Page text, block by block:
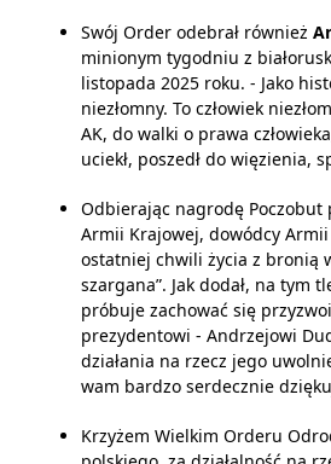
Swój Order odebrał również
minionym tygodniu z
listopada 2025 roku. - Jako
niezłomny. To człowiek
AK, do walki o prawa
uciekł, poszedł do więzienia,
Odbierając nagrodę Poczobut
Armii Krajowej, dowódcy Armii
ostatniej chwili życia z bronią
szargana”. Jak dodał, na tym
próbuje zachować się
prezydentowi - Andrzejowi
działania na rzecz jego
wam bardzo serdecznie
Krzyżem Wielkim Orderu